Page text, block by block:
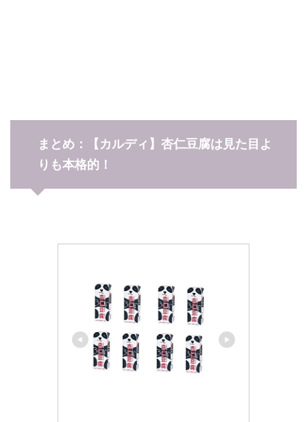
まとめ：【カルディ】杏仁豆腐は見た目よ
りも本格的！